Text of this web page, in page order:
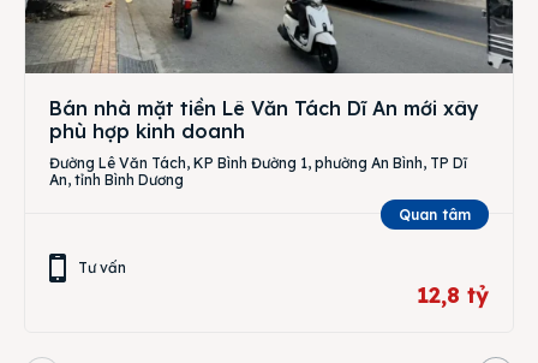
Bán nhà mặt tiền Lê Văn Tách Dĩ An mới xây
phù hợp kinh doanh
Đường Lê Văn Tách, KP Bình Đường 1, phường An Bình, TP Dĩ
An, tỉnh Bình Dương
Quan tâm
Tư vấn
12,8 tỷ